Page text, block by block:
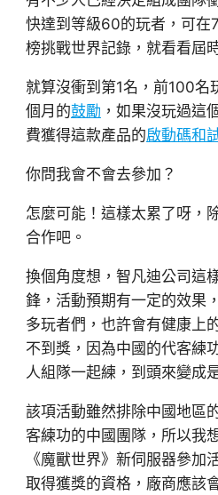
快達到等級60的玩者，可在
榜挑戰世界記錄，就看看屆
就算沒衝到第1名，前100名
個月的鼓勵 ，如果沒玩過這
費獲得這款產品的啟動碼和
你問我會不會去參加？
怎麼可能！這樣太累了呀，
合作吧。
換個角度想，智凡迪公司這
鋒，活動預期有一定的效果
多玩者們，也許會有健康上
不到獎，因為中國的代客練
人組隊一起練，到頭來變成
該項活動雖然排除中國地區
客練功的中國團隊，所以我
《魔獸世界》新伺服器參加
取得獲獎的資格，廠商應該